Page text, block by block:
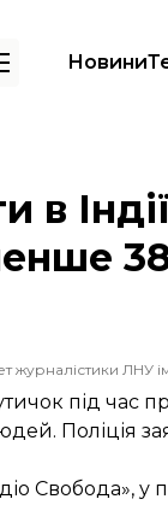
Новини
жертв зросла до
в
журналістики ЛНУ
під час
Поліція
Свобода», у